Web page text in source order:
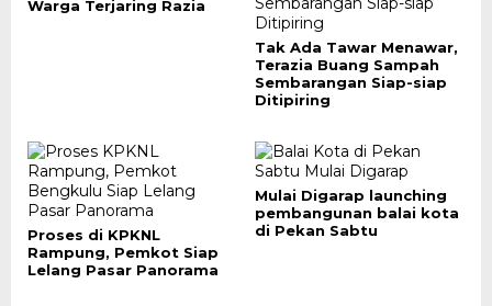
Warga Terjaring Razia
Tak Ada Tawar Menawar,
Terazia Buang Sampah
Sembarangan Siap-siap
Ditipiring
Proses di KPKNL
Rampung, Pemkot Siap
Lelang Pasar Panorama
Mulai Digarap launching
pembangunan balai kota
di Pekan Sabtu